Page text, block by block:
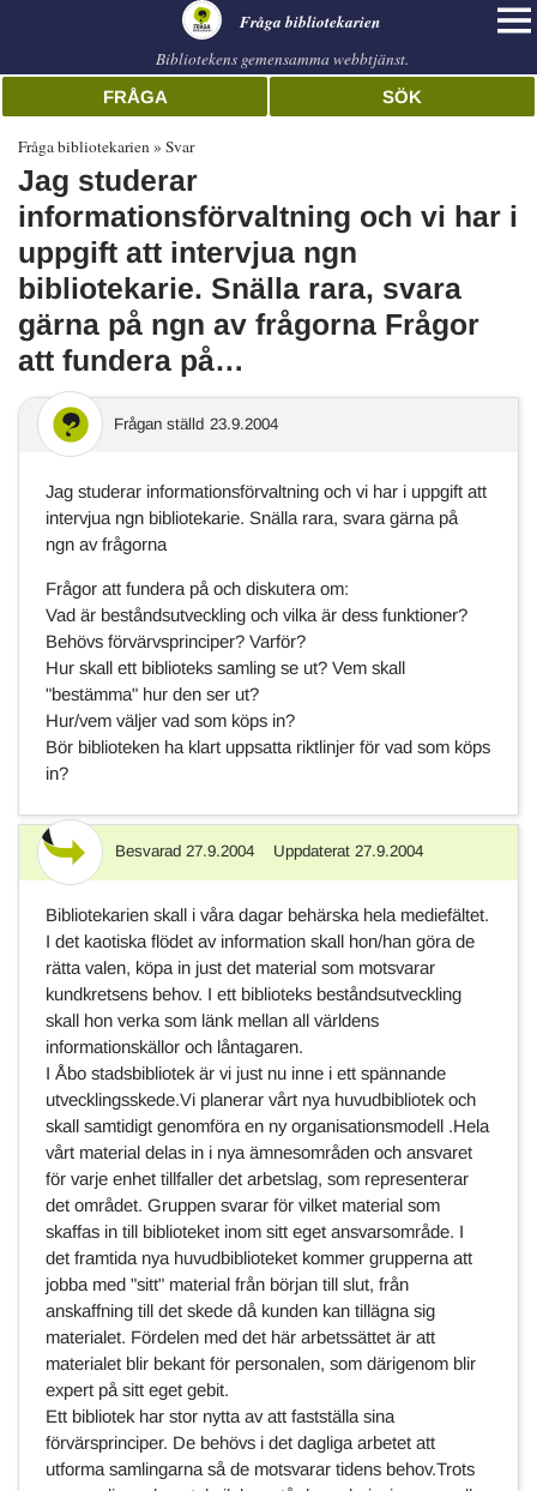
Fråga bibliotekarien
Bibliotekens gemensamma webbtjänst.
FRÅGA SÖK
Fråga bibliotekarien Svar
Jag studerar
informationsförvaltning och vi har i
uppgift att intervjua ngn
bibliotekarie. Snälla rara, svara
gärna på ngn av frågorna Frågor
att fundera på…
Frågan ställd 23.9.2004
Jag studerar informationsförvaltning och vi har i uppgift att
intervjua ngn bibliotekarie. Snälla rara, svara gärna på
ngn av frågorna
Frågor att fundera på och diskutera om:
Vad är beståndsutveckling och vilka är dess funktioner?
Behövs förvärvsprinciper? Varför?
Hur skall ett biblioteks samling se ut? Vem skall
"bestämma" hur den ser ut?
Hur/vem väljer vad som köps in?
Bör biblioteken ha klart uppsatta riktlinjer för vad som köps
in?
Svar Besvarad 27.9.2004 Uppdaterat 27.9.2004
Bibliotekarien skall i våra dagar behärska hela mediefältet.
I det kaotiska flödet av information skall hon/han göra de
rätta valen, köpa in just det material som motsvarar
kundkretsens behov. I ett biblioteks beståndsutveckling
skall hon verka som länk mellan all världens
informationskällor och låntagaren.
I Åbo stadsbibliotek är vi just nu inne i ett spännande
utvecklingsskede.Vi planerar vårt nya huvudbibliotek och
skall samtidigt genomföra en ny organisationsmodell .Hela
vårt material delas in i nya ämnesområden och ansvaret
för varje enhet tillfaller det arbetslag, som representerar
det området. Gruppen svarar för vilket material som
skaffas in till biblioteket inom sitt eget ansvarsområde. I
det framtida nya huvudbiblioteket kommer grupperna att
jobba med "sitt" material från början till slut, från
anskaffning till det skede då kunden kan tillägna sig
materialet. Fördelen med det här arbetssättet är att
materialet blir bekant för personalen, som därigenom blir
expert på sitt eget gebit.
Ett bibliotek har stor nytta av att fastställa sina
förvärsprinciper. De behövs i det dagliga arbetet att
utforma samlingarna så de motsvarar tidens behov.Trots